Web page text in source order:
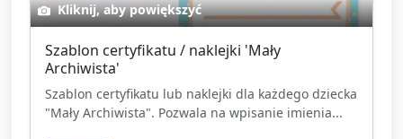
Kliknij, aby powiększyć
Szablon certyfikatu / naklejki 'Mały
Archiwista'
Szablon certyfikatu lub naklejki dla każdego dziecka
"Mały Archiwista". Pozwala na wpisanie imienia...